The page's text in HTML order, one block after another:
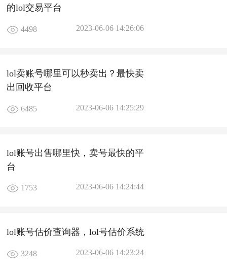
的lol交易平台
4498 2023-06-06 14:26:06
lol卖账号哪里可以秒卖出？最快卖
出回收平台
6485 2023-06-06 14:25:29
lol账号出售哪里快，卖号最快的平
台
1753 2023-06-06 14:24:44
lol账号估价查询器，lol号估价系统
3248 2023-06-06 14:23:24